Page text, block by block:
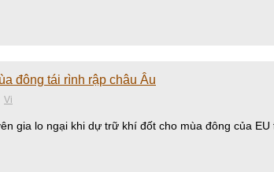
đông tái rình rập châu Âu
Vi
gia lo ngại khi dự trữ khí đốt cho mùa đông của